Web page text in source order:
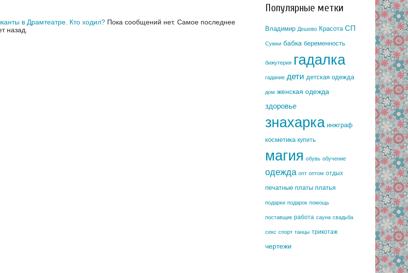
в Драмтеатре. Кто ходил? Пока сообщений нет. Самое последнее
назад.
Популярные метки
Владимир Дешево Красота СП
Сумки бабка беременность
бижутерия гадалка
гадание дети детская одежда
дом женская одежда
здоровье
знахарка инжграф
косметика купить
магия обувь обучение
одежда опт оптом отдых
печатные платы платья
подарки подарок помощь
поставщик работа сауна свадьба
секс спорт танцы трикотаж
чертежи